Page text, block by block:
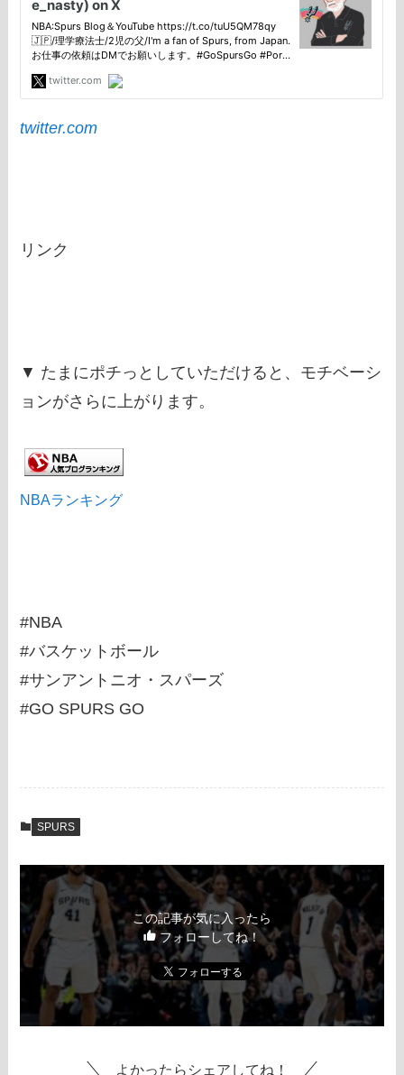
twitter.com
リンク
▼ たまにポチっとしていただけると、モチベーシ
ョンがさらに上がります。
NBAランキング
#NBA
#バスケットボール
#サンアントニオ・スパーズ
#GO SPURS GO
SPURS
この記事が気に入ったら
フォローしてね！
よかったらシェアしてね！